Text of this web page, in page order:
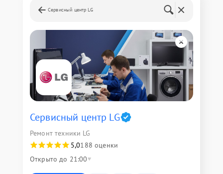
Сервисный центр LG
Сервисный центр LG
Ремонт техники LG
5,0188 оценки
Открыто до 21:00